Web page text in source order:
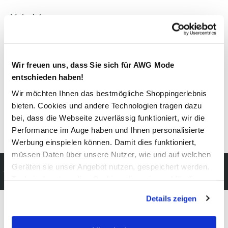
Wir freuen uns, dass Sie sich für AWG Mode
entschieden haben!
Wir möchten Ihnen das bestmögliche Shoppingerlebnis
bieten. Cookies und andere Technologien tragen dazu
bei, dass die Webseite zuverlässig funktioniert, wir die
Performance im Auge haben und Ihnen personalisierte
Werbung einspielen können. Damit dies funktioniert,
müssen Daten über unsere Nutzer, wie und auf welchen
Geräten sie unser Angebot nutzen, gespeichert werden.
werden, werden bei der Nutzung der Webseite auf jeden
Fall gesetzt. Cookies von Drittanbietern für Analyse- oder
Details zeigen
Material
Pflegehinweise
Details zur Produktsicherheit anzeigen
Kostenfreie Rücksendung